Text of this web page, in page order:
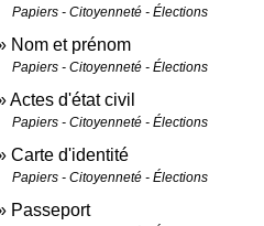
Papiers - Citoyenneté - Élections
Nom et prénom
Papiers - Citoyenneté - Élections
Actes d'état civil
Papiers - Citoyenneté - Élections
Carte d'identité
Papiers - Citoyenneté - Élections
Passeport